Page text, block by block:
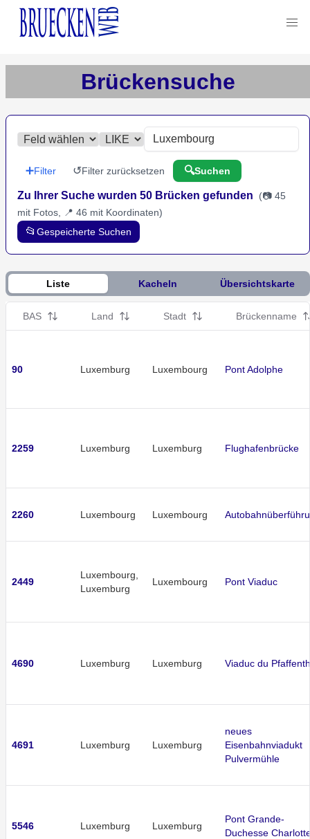
Brückensuche
➕Filter ↺Filter zurücksetzen 🔍Suchen
Zu Ihrer Suche wurden 50 Brücken gefunden (📷 45
mit Fotos, 📍 46 mit Koordinaten)
📂 Gespeicherte Suchen
Liste Kacheln Übersichtskarte
BAS Land Stadt Brückenname
90 Luxemburg Luxembourg Pont Adolphe
2259 Luxemburg Luxemburg Flughafenbrücke
2260 Luxembourg Luxembourg
2449
Luxembourg,
Luxemburg
Luxembourg Pont Viaduc
4690 Luxemburg Luxemburg Viaduc du
4691 Luxemburg Luxemburg
neues
Eisenbahnviadukt
Pulvermühle
5546 Luxemburg Luxemburg
Pont Grande-
Duchesse